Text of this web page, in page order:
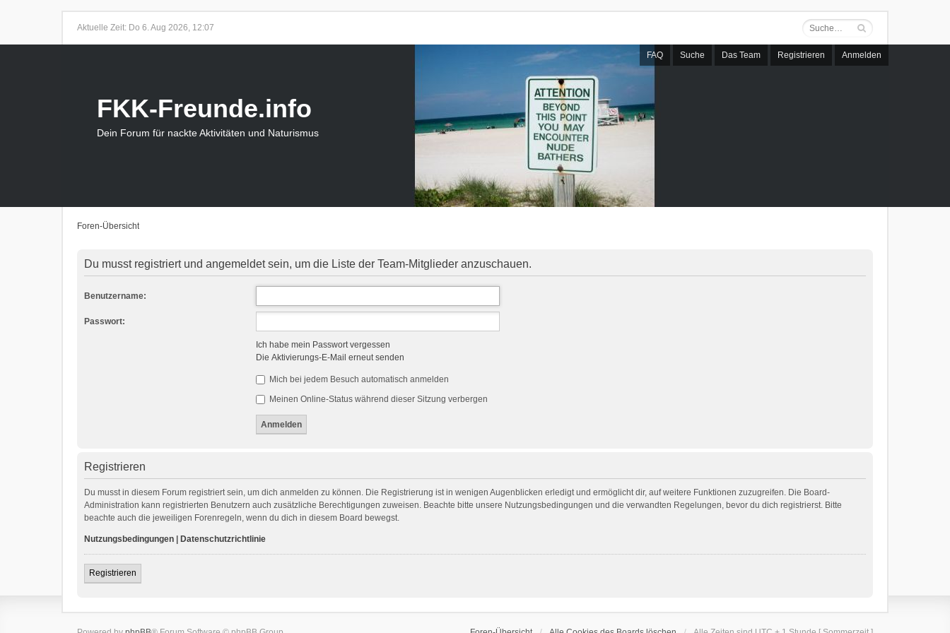
Aktuelle Zeit: Do 6. Aug 2026, 12:07
FAQ Suche Das Team Registrieren Anmelden
FKK-Freunde.info
Dein Forum für nackte Aktivitäten und Naturismus
Foren-Übersicht
Du musst registriert und angemeldet sein, um die Liste der Team-Mitglieder anzuschauen.
Benutzername:
Passwort:
Ich habe mein Passwort vergessen
Die Aktivierungs-E-Mail erneut senden
Mich bei jedem Besuch automatisch anmelden
Meinen Online-Status während dieser Sitzung verbergen
Registrieren
Du musst in diesem Forum registriert sein, um dich anmelden zu können. Die Registrierung ist in wenigen Augenblicken erledigt und ermöglicht dir, auf weitere Funktionen zuzugreifen. Die Board-
Administration kann registrierten Benutzern auch zusätzliche Berechtigungen zuweisen. Beachte bitte unsere Nutzungsbedingungen und die verwandten Regelungen, bevor du dich registrierst. Bitte
beachte auch die jeweiligen Forenregeln, wenn du dich in diesem Board bewegst.
Nutzungsbedingungen Datenschutzrichtlinie
Registrieren